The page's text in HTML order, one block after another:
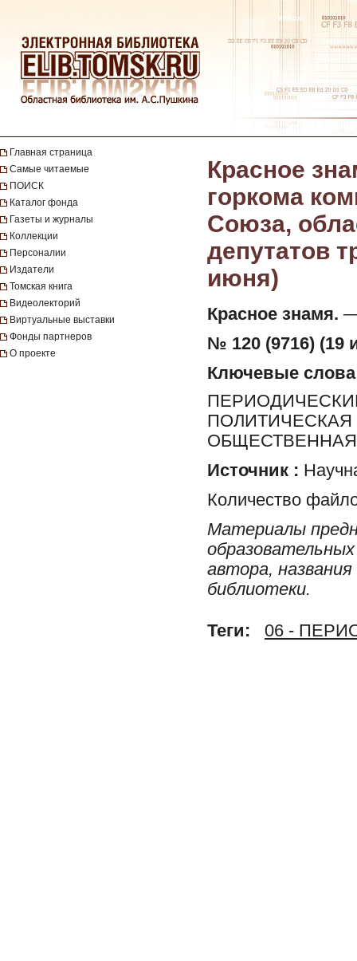
Главная страница
Самые читаемые
ПОИСК
Каталог фонда
Газеты и журналы
Коллекции
Персоналии
Издатели
Томская книга
Видеолекторий
Виртуальные выставки
Фонды партнеров
О проекте
Красное
горкома
Союза,
депутатов
июня)
Красное знамя. —
№ 120 (9716) (19
Ключевые слова
Источник :
Количество
Материалы
автора,
библиотеки.
Теги: 06 -